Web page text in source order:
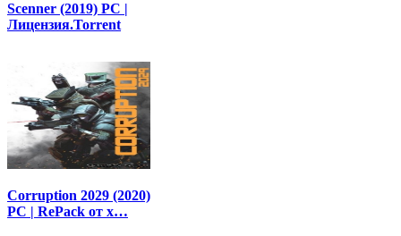
Scenner (2019) PC |
Лицензия.Torrent
Corruption 2029 (2020)
PC | RePack от x…